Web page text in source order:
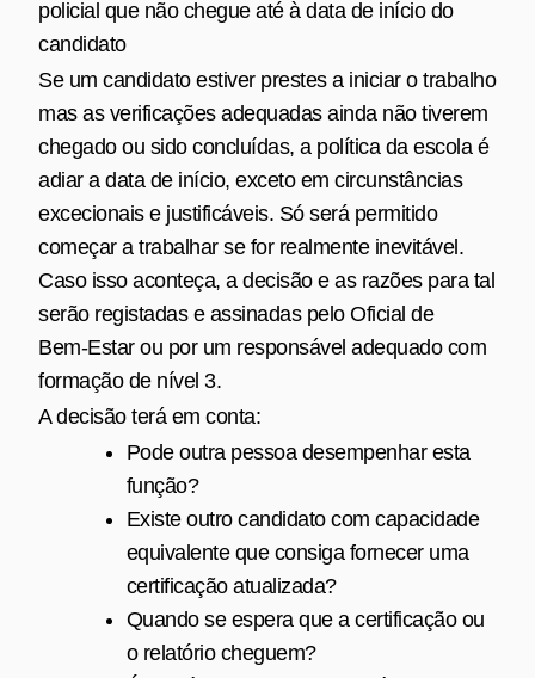
policial que não chegue até à data de início do
candidato
Se um candidato estiver prestes a iniciar o trabalho
mas as verificações adequadas ainda não tiverem
chegado ou sido concluídas, a política da escola é
adiar a data de início, exceto em circunstâncias
excecionais e justificáveis. Só será permitido
começar a trabalhar se for realmente inevitável.
Caso isso aconteça, a decisão e as razões para tal
serão registadas e assinadas pelo Oficial de
Bem‑Estar ou por um responsável adequado com
formação de nível 3.
A decisão terá em conta:
Pode outra pessoa desempenhar esta
função?
Existe outro candidato com capacidade
equivalente que consiga fornecer uma
certificação atualizada?
Quando se espera que a certificação ou
o relatório cheguem?